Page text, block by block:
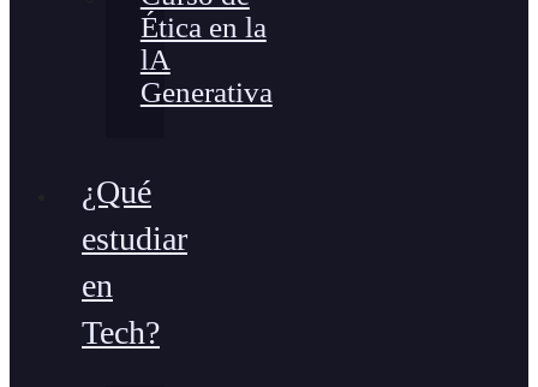
Ética en la
lA
Generativa
¿Qué
estudiar
en
Tech?